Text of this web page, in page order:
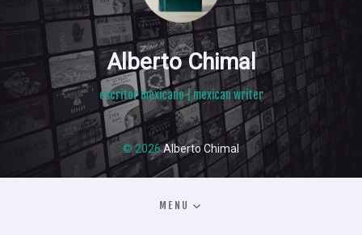
Alberto Chimal
escritor mexicano | mexican writer
© 2026Alberto Chimal
MENU